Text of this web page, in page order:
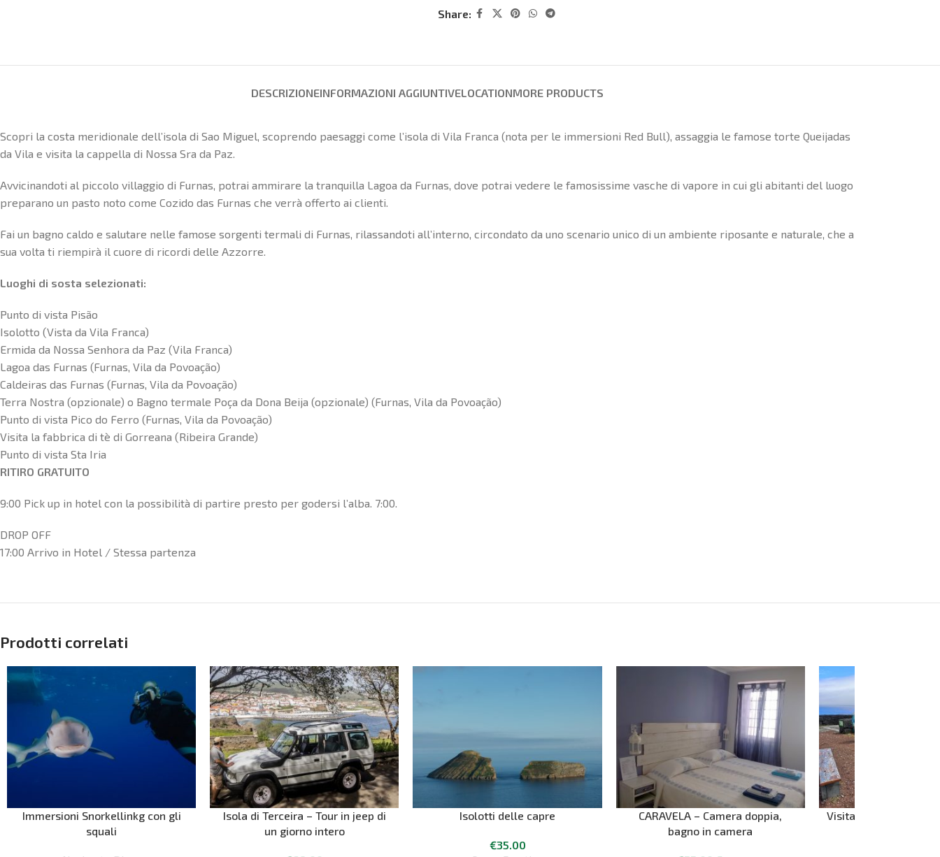
Share:
DESCRIZIONEINFORMAZIONI AGGIUNTIVELOCATIONMORE PRODUCTS
Scopri la costa meridionale dell’isola di Sao Miguel, scoprendo paesaggi come l’isola di Vila Franca (nota per le immersioni Red Bull), assaggia le famose torte Queijadas
da Vila e visita la cappella di Nossa Sra da Paz.
Avvicinandoti al piccolo villaggio di Furnas, potrai ammirare la tranquilla Lagoa da Furnas, dove potrai vedere le famosissime vasche di vapore in cui gli abitanti del luogo
preparano un pasto noto come Cozido das Furnas che verrà offerto ai clienti.
Fai un bagno caldo e salutare nelle famose sorgenti termali di Furnas, rilassandoti all’interno, circondato da uno scenario unico di un ambiente riposante e naturale, che a
sua volta ti riempirà il cuore di ricordi delle Azzorre.
Luoghi di sosta selezionati:
Punto di vista Pisão
Isolotto (Vista da Vila Franca)
Ermida da Nossa Senhora da Paz (Vila Franca)
Lagoa das Furnas (Furnas, Vila da Povoação)
Caldeiras das Furnas (Furnas, Vila da Povoação)
Terra Nostra (opzionale) o Bagno termale Poça da Dona Beija (opzionale) (Furnas, Vila da Povoação)
Punto di vista Pico do Ferro (Furnas, Vila da Povoação)
Visita la fabbrica di tè di Gorreana (Ribeira Grande)
Punto di vista Sta Iria
RITIRO GRATUITO
9:00 Pick up in hotel con la possibilità di partire presto per godersi l’alba. 7:00.
DROP OFF
17:00 Arrivo in Hotel / Stessa partenza
Prodotti correlati
Immersioni Snorkellinkg con gli
squali
Isola di Terceira – Tour in jeep di
un giorno intero
Isolotti delle capre
€35.00
CARAVELA – Camera doppia,
bagno in camera
Visita privata di